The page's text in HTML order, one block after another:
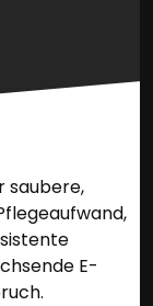
saubere,
E-